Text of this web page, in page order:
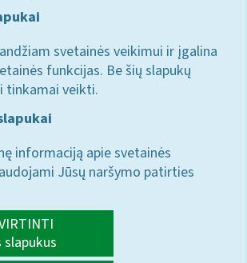
svetainės veikimui ir įgalina
funkcijas. Be šių slapukų
tinkamai veikti.
informaciją apie svetainės
Jūsų naršymo patirties
slapukus